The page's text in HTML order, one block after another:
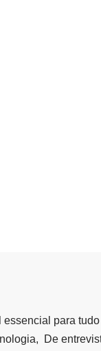
para
De